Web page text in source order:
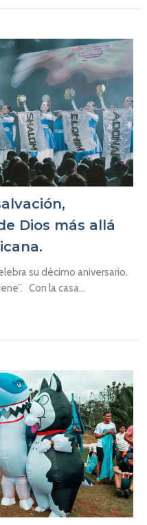
Dios más allá
su décimo aniversario,
Con la casa...